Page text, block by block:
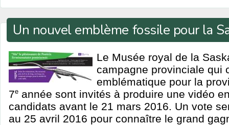
Un nouvel emblème fossile pour la
Le Musée royal de la
campagne provinciale qui
emblématique pour la
7e année sont invités à produire une vidéo
candidats avant le 21 mars 2016. Un vote
au 25 avril 2016 pour connaître le grand